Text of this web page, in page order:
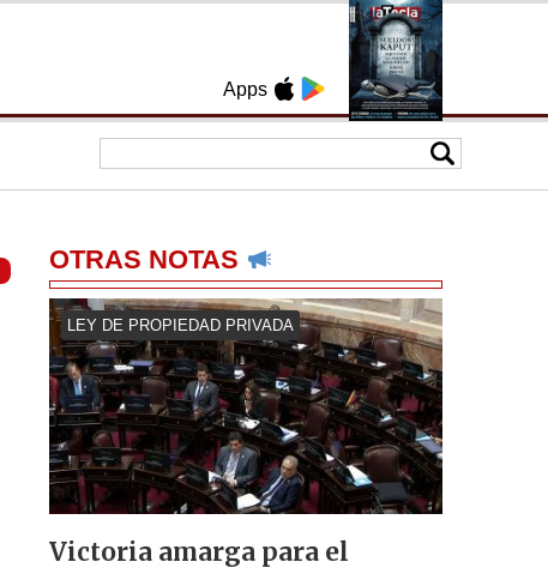
Apps
OTRAS NOTAS
LEY DE PROPIEDAD PRIVADA
Victoria amarga para el